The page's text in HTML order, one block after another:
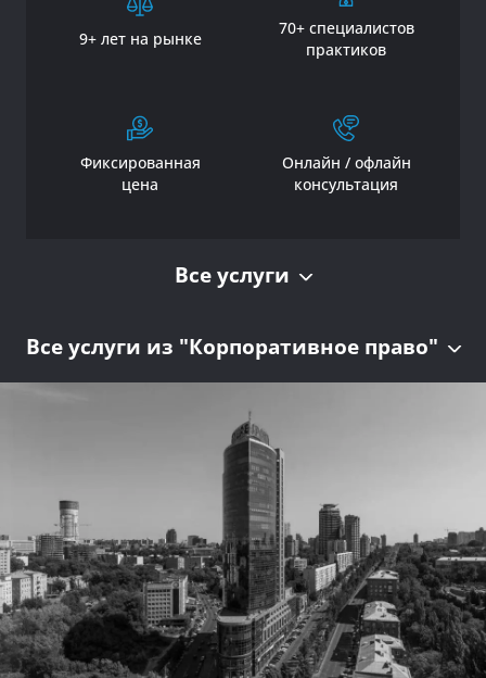
9+ лет на рынке
70+ специалистов
практиков
Фиксированная
цена
Онлайн / офлайн
консультация
Все услуги
Все услуги из "Корпоративное право"